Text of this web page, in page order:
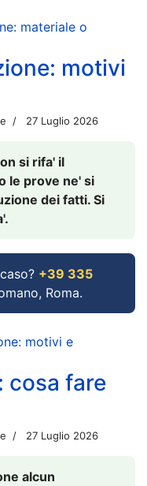
materiale o
motivi
27 Luglio 2026
si rifa' il
le prove ne' si
dei fatti. Si
+39 335
Roma.
motivi e
cosa fare
27 Luglio 2026
alcun